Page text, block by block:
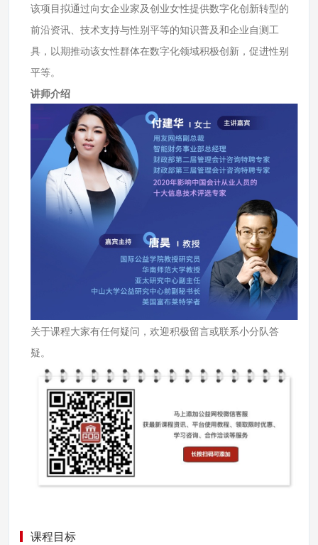
该项目拟通过向女企业家及创业女性提供数字化创新转型的
前沿资讯、技术支持与性别平等的知识普及和企业自测工
具，以期推动该女性群体在数字化领域积极创新，促进性别
平等。
讲师介绍
关于课程大家有任何疑问，欢迎积极留言或联系小分队答
疑。
课程目标